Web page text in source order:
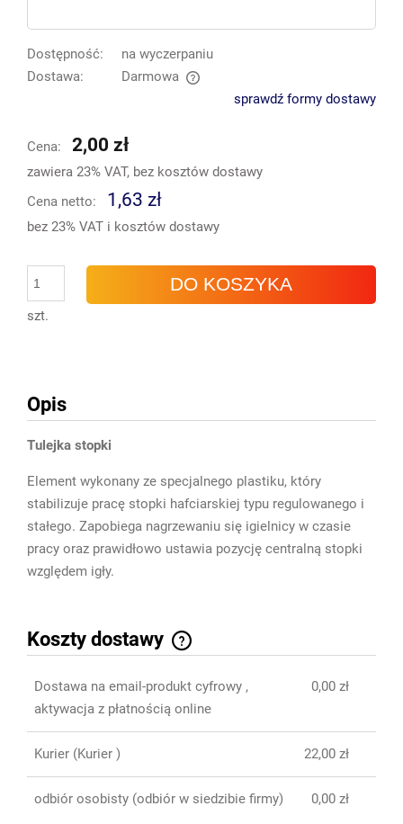
Dostępność:
na wyczerpaniu
Dostawa:
Darmowa
Cena nie zawiera ewentualnych kosztów płatnościsprawdź formy dostawy
Cena: 2,00 zł
zawiera 23% VAT, bez kosztów dostawy
Cena netto:
1,63 zł
bez 23% VAT i kosztów dostawy
szt.
DO KOSZYKA
Opis
Tulejka stopki
Element wykonany ze specjalnego plastiku, który
stabilizuje pracę stopki hafciarskiej typu regulowanego i
stałego. Zapobiega nagrzewaniu się igielnicy w czasie
pracy oraz prawidłowo ustawia pozycję centralną stopki
względem igły.
Koszty dostawy
Cena nie zawiera ewentualnych kosztów płatności
Dostawa na email-produkt cyfrowy ,
aktywacja z płatnością online
0,00 zł
Kurier (Kurier ) 22,00 zł
odbiór osobisty(odbiór w siedzibie firmy) 0,00 zł